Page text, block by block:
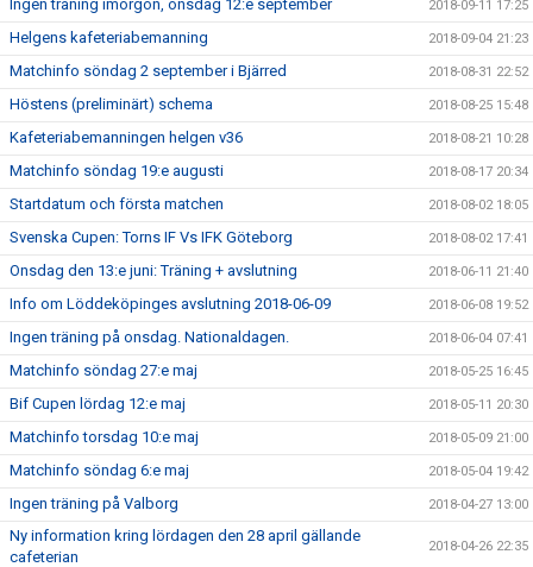
Ingen träning imorgon, onsdag 12:e september 2018-09-11 17:25
Helgens kafeteriabemanning 2018-09-04 21:23
Matchinfo söndag 2 september i Bjärred 2018-08-31 22:52
Höstens (preliminärt) schema 2018-08-25 15:48
Kafeteriabemanningen helgen v36 2018-08-21 10:28
Matchinfo söndag 19:e augusti 2018-08-17 20:34
Startdatum och första matchen 2018-08-02 18:05
Svenska Cupen: Torns IF Vs IFK Göteborg 2018-08-02 17:41
Onsdag den 13:e juni: Träning + avslutning 2018-06-11 21:40
Info om Löddeköpinges avslutning 2018-06-09 2018-06-08 19:52
Ingen träning på onsdag. Nationaldagen. 2018-06-04 07:41
Matchinfo söndag 27:e maj 2018-05-25 16:45
Bif Cupen lördag 12:e maj 2018-05-11 20:30
Matchinfo torsdag 10:e maj 2018-05-09 21:00
Matchinfo söndag 6:e maj 2018-05-04 19:42
Ingen träning på Valborg 2018-04-27 13:00
Ny information kring lördagen den 28 april gällande
cafeterian
2018-04-26 22:35